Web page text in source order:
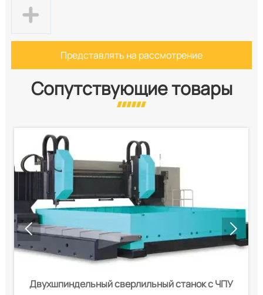
Представлять на рассмотрение
Сопутствующие товары
сверлильный станок с ЧПУ
 